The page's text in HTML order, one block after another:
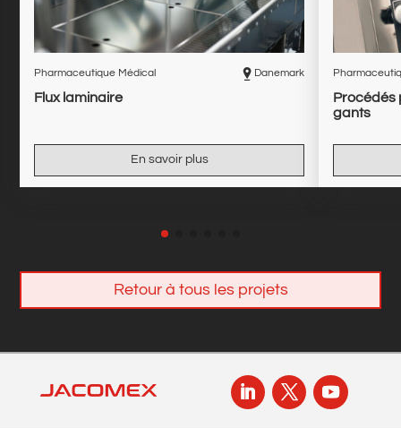
Pharmaceutique Médical Danemark
Flux laminaire
En savoir plus
Procédés
gants
Retour à tous les projets